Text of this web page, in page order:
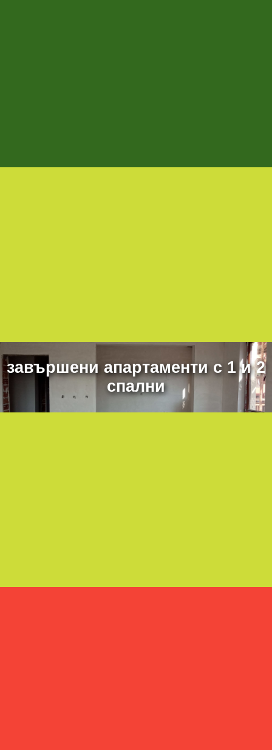
завършени апартаменти с 1 и 2
спални